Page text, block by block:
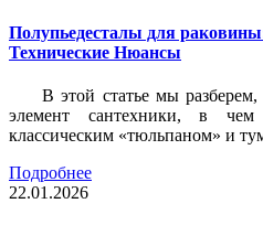
Полупьедесталы для
Технические Нюансы
В этой статье мы разберем,
элемент сантехники, в
классическим «тюльпаном» и
Подробнее
22.01.2026